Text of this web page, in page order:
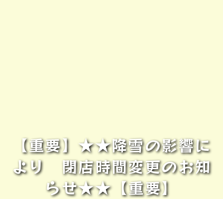
【重要】★★降雪の影響に
より 閉店時間変更のお知
らせ★★【重要】